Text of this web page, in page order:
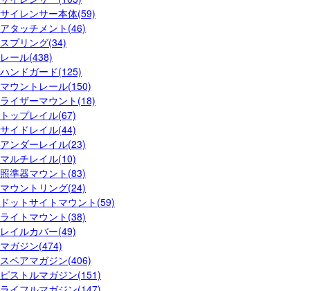
サイレンサー本体(59)
アタッチメント(46)
スプリング(34)
レール(438)
ハンドガード(125)
マウントレール(150)
ライザーマウント(18)
トップレイル(67)
サイドレイル(44)
アンダーレイル(23)
マルチレイル(10)
照準器マウント(83)
マウントリング(24)
ドットサイトマウント(59)
ライトマウント(38)
レイルカバー(49)
マガジン(474)
スペアマガジン(406)
ピストルマガジン(151)